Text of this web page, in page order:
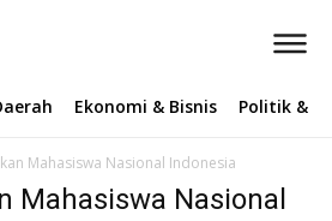
Ekonomi & Bisnis Politik &
Mahasiswa Nasional Indonesia
Mahasiswa Nasional